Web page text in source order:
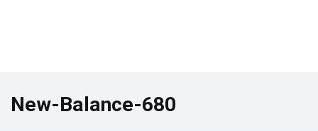
New-Balance-680